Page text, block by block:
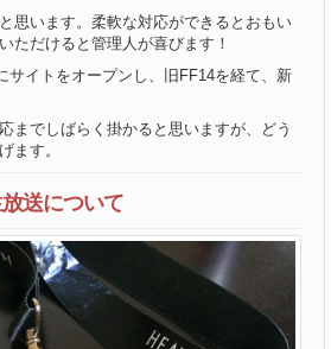
思います。柔軟な対応ができるとおもい
ただけると管理人が喜びます！
サイトをオープンし、旧FF14を経て、新
までしばらく掛かると思いますが、どう
ます。
送について